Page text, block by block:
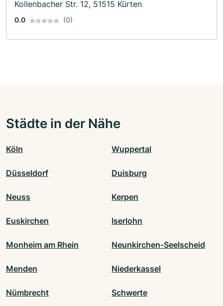
Kollenbacher Str. 12, 51515 Kürten
0.0 (0)
Städte in der Nähe
Köln Wuppertal
Düsseldorf Duisburg
Neuss Kerpen
Euskirchen Iserlohn
Monheim am Rhein Neunkirchen-Seelscheid
Menden Niederkassel
Nümbrecht Schwerte